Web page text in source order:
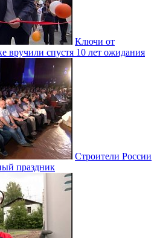
Ключи от
вручили спустя 10 лет ожидания
Строители России
праздник